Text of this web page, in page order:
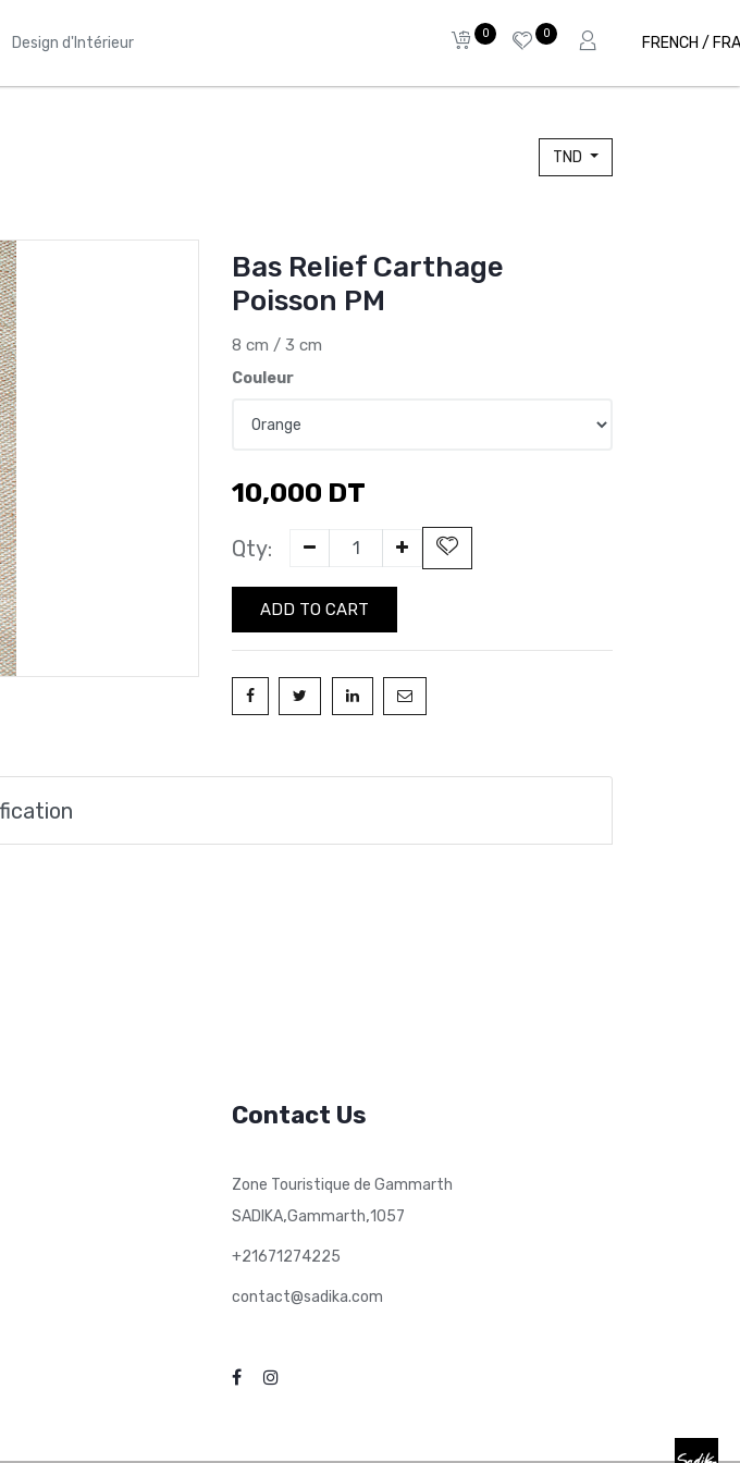
Design d'Intérieur
0 0
FRENCH /
TND
Bas Relief Carthage
Poisson PM
8 cm / 3 cm
Couleur
10,000 DT
Qty:
ADD TO CART
Contact Us
Zone Touristique de Gammarth
SADIKA,Gammarth,1057
+21671274225
contact@sadika.com